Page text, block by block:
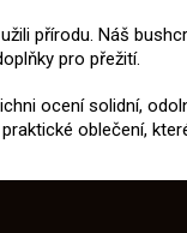
přírodu. Náš
pro přežití.
ocení solidní,
oblečení,